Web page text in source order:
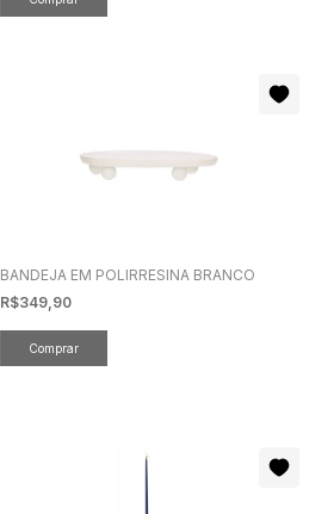
BANDEJA EM POLIRRESINA BRANCO
R$349,90